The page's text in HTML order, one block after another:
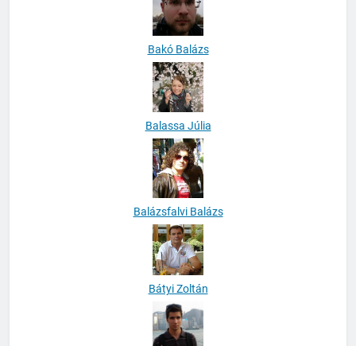
Bakó Balázs
Balassa Júlia
Balázsfalvi Balázs
Bátyi Zoltán